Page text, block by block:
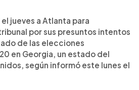
jueves a Atlanta para
por sus presuntos intentos
de las elecciones
en Georgia, un estado del
según informó este lunes el